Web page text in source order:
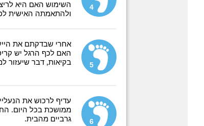
4
השימוש האם היא
ולהתאמתה האישית
5
אחרי שבדקתם את
האם לכף הרגל יש
בקיאות, דבר שיעזור
6
עדיף לרכוש את
ממושכת בכל היום.
גרביים מהבית.